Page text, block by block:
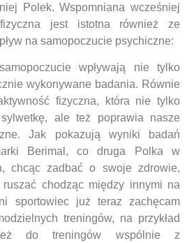
Polek. Wspomniana wcześniej
jest istotna również ze
na samopoczucie psychiczne:
wpływają nie tylko
wykonywane badania. Równie
fizyczna, która nie tylko
ale też poprawia nasze
Jak pokazują wyniki badań
Berimal, co druga Polka w
chcąc zadbać o swoje zdrowie,
ruszać chodząc między innymi na
sportowiec już teraz zachęcam
treningów, na przykład
do treningów wspólnie z